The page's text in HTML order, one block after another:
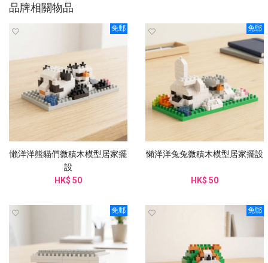
品牌相關物品
免郵
懶洋洋熊貓們微積木模型居家擺
設
HK$ 50
免郵
懶洋洋兔兔微積木模型居家擺設
HK$ 50
免郵 免郵